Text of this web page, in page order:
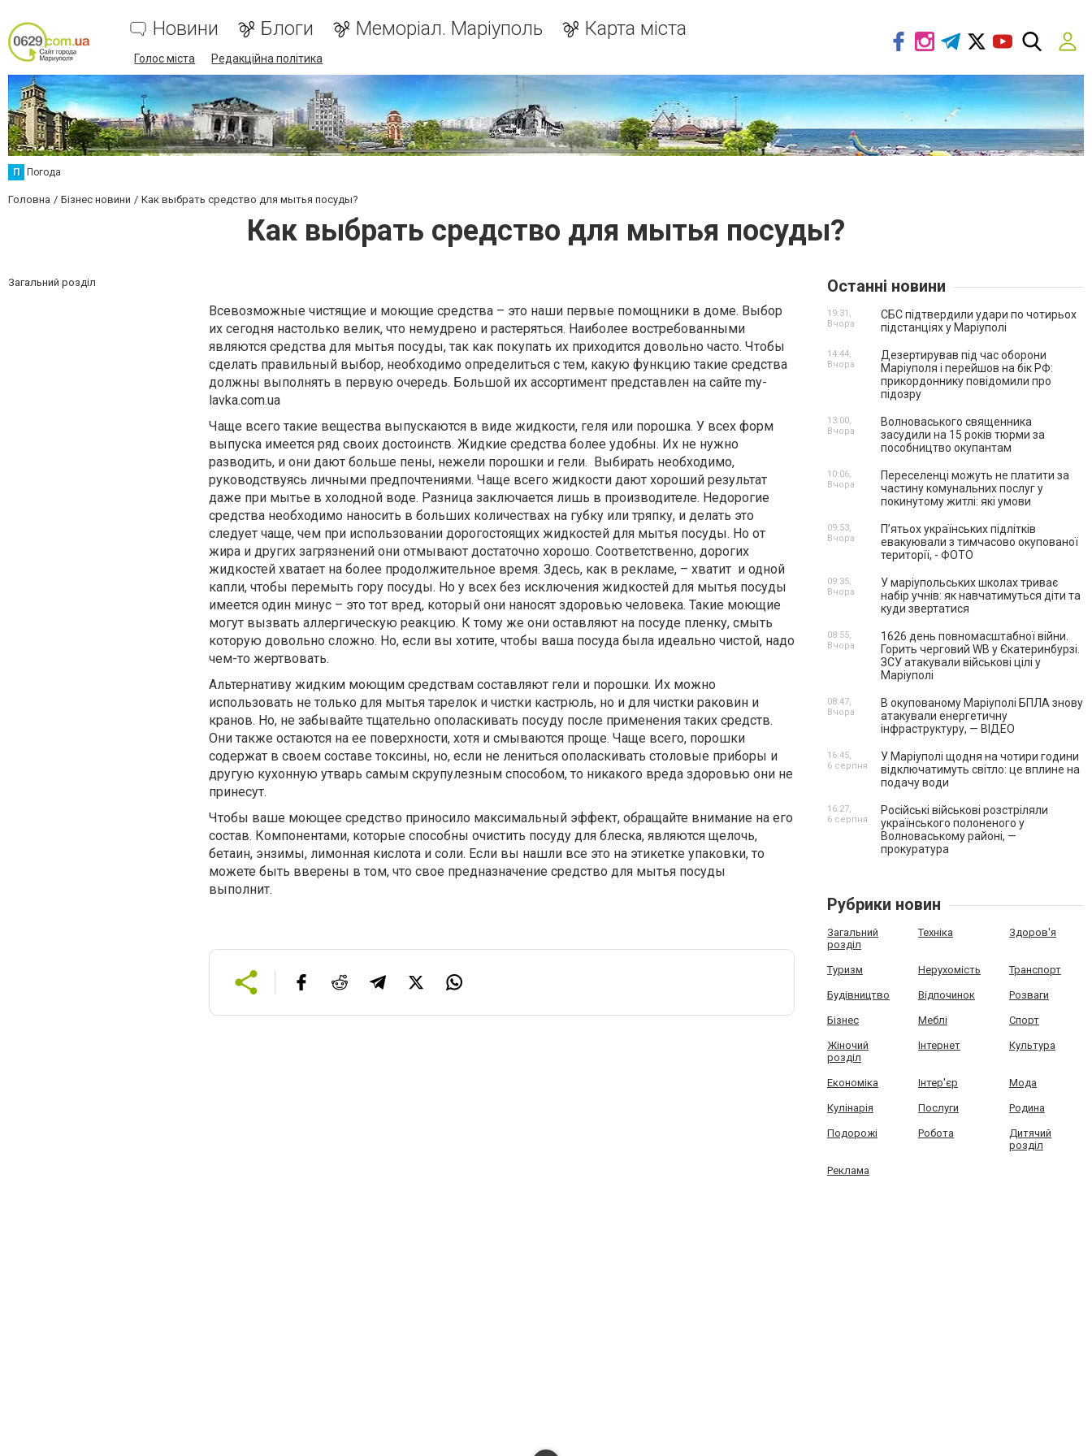
Новини Блоги Меморіал. Маріуполь Карта міста
Голос міста Редакційна політика
П Погода
Головна Бізнес новини Как выбрать средство для мытья посуды?
Как выбрать средство для мытья посуды?
Загальний розділ
Всевозможные чистящие и моющие средства – это наши первые помощники в доме. Выбор
их сегодня настолько велик, что немудрено и растеряться. Наиболее востребованными
являются средства для мытья посуды, так как покупать их приходится довольно часто. Чтобы
сделать правильный выбор, необходимо определиться с тем, какую функцию такие средства
должны выполнять в первую очередь. Большой их ассортимент представлен на сайте my-
lavka.com.ua
Чаще всего такие вещества выпускаются в виде жидкости, геля или порошка. У всех форм
выпуска имеется ряд своих достоинств. Жидкие средства более удобны. Их не нужно
разводить, и они дают больше пены, нежели порошки и гели. Выбирать необходимо,
руководствуясь личными предпочтениями. Чаще всего жидкости дают хороший результат
даже при мытье в холодной воде. Разница заключается лишь в производителе. Недорогие
средства необходимо наносить в больших количествах на губку или тряпку, и делать это
следует чаще, чем при использовании дорогостоящих жидкостей для мытья посуды. Но от
жира и других загрязнений они отмывают достаточно хорошо. Соответственно, дорогих
жидкостей хватает на более продолжительное время. Здесь, как в рекламе, – хватит и одной
капли, чтобы перемыть гору посуды. Но у всех без исключения жидкостей для мытья посуды
имеется один минус – это тот вред, который они наносят здоровью человека. Такие моющие
могут вызвать аллергическую реакцию. К тому же они оставляют на посуде пленку, смыть
которую довольно сложно. Но, если вы хотите, чтобы ваша посуда была идеально чистой, надо
чем-то жертвовать.
Альтернативу жидким моющим средствам составляют гели и порошки. Их можно
использовать не только для мытья тарелок и чистки кастрюль, но и для чистки раковин и
кранов. Но, не забывайте тщательно ополаскивать посуду после применения таких средств.
Они также остаются на ее поверхности, хотя и смываются проще. Чаще всего, порошки
содержат в своем составе токсины, но, если не лениться ополаскивать столовые приборы и
другую кухонную утварь самым скрупулезным способом, то никакого вреда здоровью они не
принесут.
Чтобы ваше моющее средство приносило максимальный эффект, обращайте внимание на его
состав. Компонентами, которые способны очистить посуду для блеска, являются щелочь,
бетаин, энзимы, лимонная кислота и соли. Если вы нашли все это на этикетке упаковки, то
можете быть вверены в том, что свое предназначение средство для мытья посуды
выполнит.
Останні новини
СБС підтвердили удари по чотирьох
підстанціях у Маріуполі
19:31,
Вчора
Дезертирував під час оборони
Маріуполя і перейшов на бік РФ:
прикордоннику повідомили про
підозру
14:44,
Вчора
Волноваського священника
засудили на 15 років тюрми за
пособництво окупантам
13:00,
Вчора
Переселенці можуть не платити за
частину комунальних послуг у
покинутому житлі: які умови
10:06,
Вчора
П’ятьох українських підлітків
евакуювали з тимчасово окупованої
території, - ФОТО
09:53,
Вчора
У маріупольських школах триває
набір учнів: як навчатимуться діти та
куди звертатися
09:35,
Вчора
1626 день повномасштабної війни.
Горить черговий WB у Єкатеринбурзі.
ЗСУ атакували військові цілі у
Маріуполі
08:55,
Вчора
В окупованому Маріуполі БПЛА знову
атакували енергетичну
інфраструктуру, — ВІДЕО
08:47,
Вчора
У Маріуполі щодня на чотири години
відключатимуть світло: це вплине на
подачу води
16:45,
6 серпня
Російські військові розстріляли
українського полоненого у
Волноваському районі, —
прокуратура
16:27,
6 серпня
Рубрики новин
Загальний
розділ
Техніка Здоров'я
Туризм Нерухомість Транспорт
Будівництво Відпочинок Розваги
Бізнес Меблі Спорт
Жіночий
розділ
Інтернет Культура
Економіка Інтер'єр Мода
Кулінарія Послуги Родина
Подорожі Робота
Дитячий
розділ
Реклама